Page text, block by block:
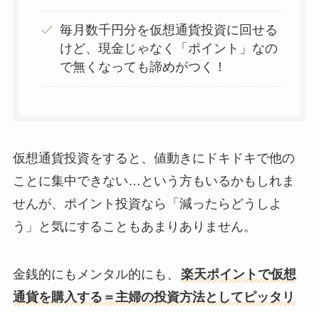
毎月数千円分を仮想通貨投資に回せる
けど、現金じゃなく「ポイント」なの
で無くなっても諦めがつく！
仮想通貨投資をすると、値動きにドキドキで他の
ことに集中できない…という方もいるかもしれま
せんが、ポイント投資なら「減ったらどうしよ
う」と気にすることもあまりありません。
金銭的にもメンタル的にも、
楽天ポイントで仮想
通貨を購入する＝主婦の投資方法としてピッタリ